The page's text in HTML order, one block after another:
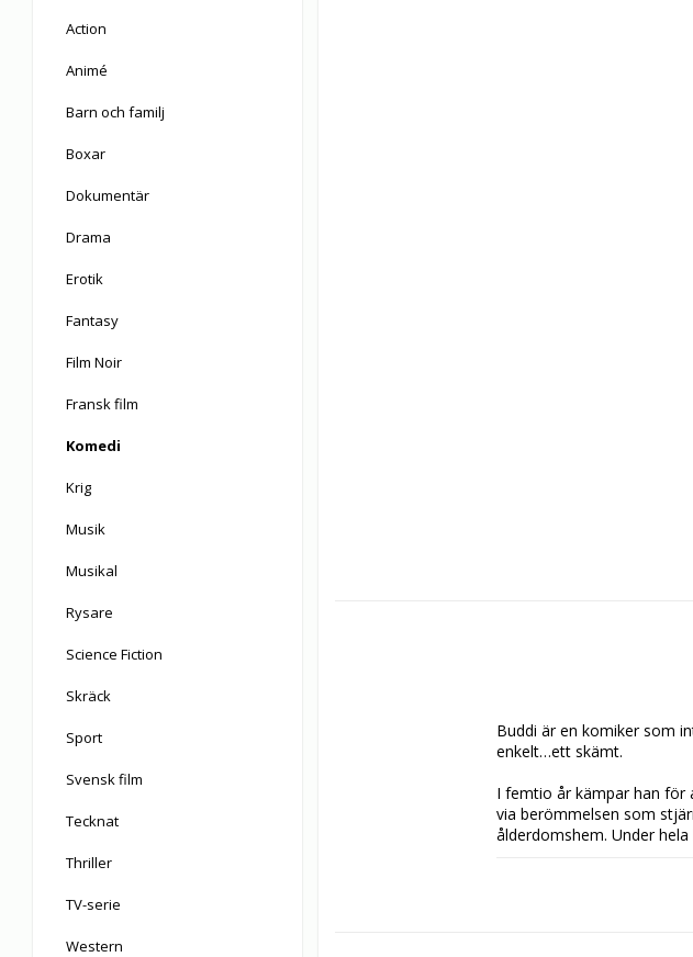
Action
Animé
Barn och familj
Boxar
Dokumentär
Drama
Erotik
Fantasy
Film Noir
Fransk film
Komedi
Krig
Musik
Musikal
Rysare
Science Fiction
Skräck
Sport
Svensk film
Tecknat
Thriller
TV-serie
Western
Buddi är en komiker som
enkelt…ett skämt.
I femtio år kämpar han för
via berömmelsen som
ålderdomshem. Under
Och nu ställs han inför